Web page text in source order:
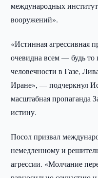
международных
вооружений».
«Истинная агрессивная
очевидна всем — будь то
человечности в Газе,
Иране», — подчеркнул
масштабная пропаганда
истину.
Посол призвал
немедленному и
агрессии. «Молчание